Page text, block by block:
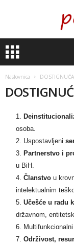
Naslovnica DOSTIGNUĆA
osoba.
Uspostavljeni
Partnerstvo i
u BiH.
Članstvo u
intelektualnim
Učešće u radu
državnom,
Multifunkcionalni
Održivost,